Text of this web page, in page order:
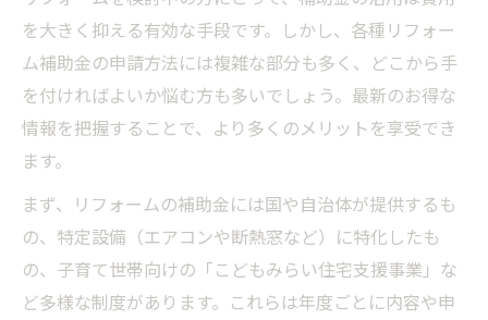
を大きく抑える有効な手段です。しかし、各種リフォー
ム補助金の申請方法には複雑な部分も多く、どこから手
を付ければよいか悩む方も多いでしょう。最新のお得な
情報を把握することで、より多くのメリットを享受でき
ます。
まず、リフォームの補助金には国や自治体が提供するも
の、特定設備（エアコンや断熱窓など）に特化したも
の、子育て世帯向けの「こどもみらい住宅支援事業」な
ど多様な制度があります。これらは年度ごとに内容や申